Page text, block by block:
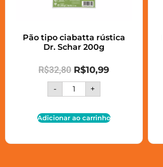
Pão tipo ciabatta rústica
Dr. Schar 200g
R$32,80 R$10,99
- +
Adicionar ao carrinho